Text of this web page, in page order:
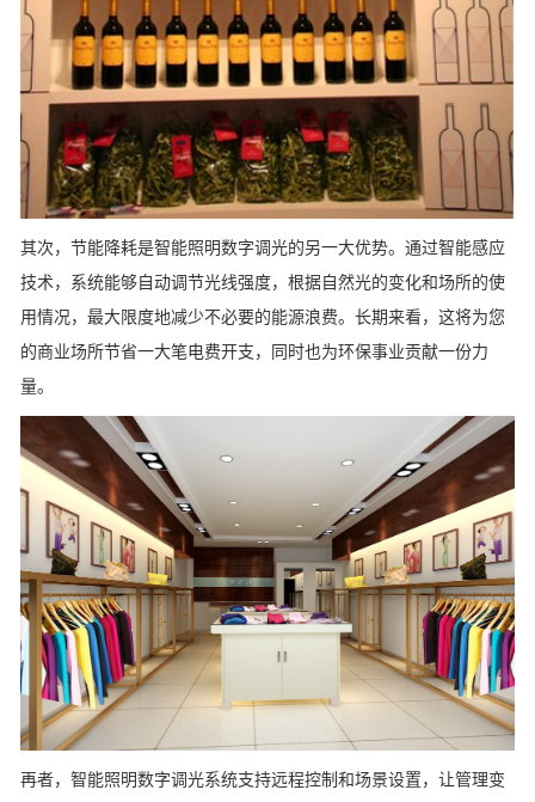
其次，节能降耗是智能照明数字调光的另一大优势。通过智能感应
技术，系统能够自动调节光线强度，根据自然光的变化和场所的使
用情况，最大限度地减少不必要的能源浪费。长期来看，这将为您
的商业场所节省一大笔电费开支，同时也为环保事业贡献一份力
量。
再者，智能照明数字调光系统支持远程控制和场景设置，让管理变